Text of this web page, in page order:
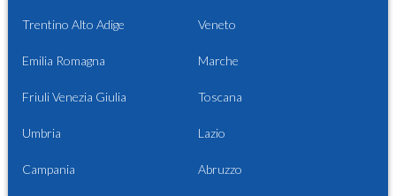
Trentino Alto Adige Veneto
Emilia Romagna Marche
Friuli Venezia Giulia Toscana
Umbria Lazio
Campania Abruzzo